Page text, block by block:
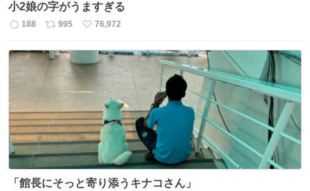
小2娘の字がうますぎる
返
数
188
リ
ス
995
い
ね
76,972
「館長にそっと寄り添うキナコさん」